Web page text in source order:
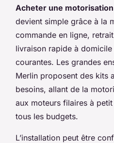
Acheter une
devient simple grâce à la
commande en ligne,
livraison rapide à
courantes. Les grandes
Merlin proposent des kits
besoins, allant de la
aux moteurs filaires à
tous les budgets.
L’installation peut être